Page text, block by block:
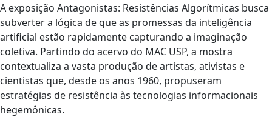
A exposição Antagonistas: Resistências Algorítmicas busca
subverter a lógica de que as promessas da inteligência
artificial estão rapidamente capturando a imaginação
coletiva. Partindo do acervo do MAC USP, a mostra
contextualiza a vasta produção de artistas, ativistas e
cientistas que, desde os anos 1960, propuseram
estratégias de resistência às tecnologias informacionais
hegemônicas.